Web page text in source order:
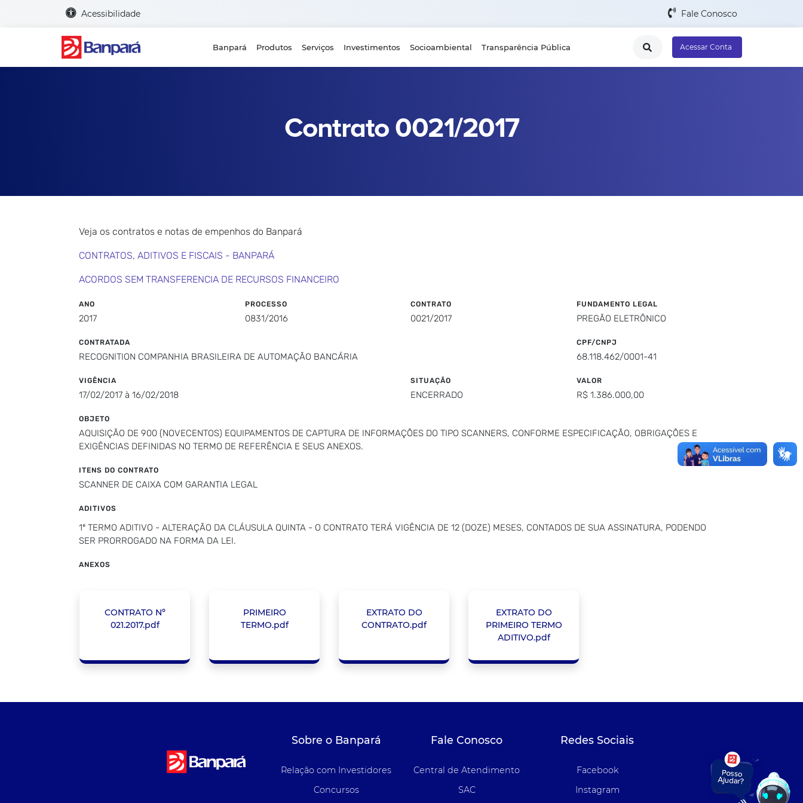
Acessibilidade Fale Conosco
Banpará Produtos Serviços Investimentos Socioambiental Transparência Pública Acessar Conta
Contrato 0021/2017
Veja os contratos e notas de empenhos do Banpará
CONTRATOS, ADITIVOS E FISCAIS - BANPARÁ
ACORDOS SEM TRANSFERENCIA DE RECURSOS FINANCEIRO
ANO
2017
PROCESSO
0831/2016
CONTRATO
0021/2017
FUNDAMENTO LEGAL
PREGÃO ELETRÔNICO
CONTRATADA
RECOGNITION COMPANHIA BRASILEIRA DE AUTOMAÇÃO BANCÁRIA
CPF/CNPJ
68.118.462/0001-41
VIGÊNCIA
17/02/2017 à 16/02/2018
SITUAÇÃO
ENCERRADO
VALOR
R$ 1.386.000,00
OBJETO
AQUISIÇÃO DE 900 (NOVECENTOS) EQUIPAMENTOS DE CAPTURA DE INFORMAÇÕES DO TIPO SCANNERS, CONFORME ESPECIFICAÇÃO, OBRIGAÇÕES E
EXIGÊNCIAS DEFINIDAS NO TERMO DE REFERÊNCIA E SEUS ANEXOS.
ITENS DO CONTRATO
SCANNER DE CAIXA COM GARANTIA LEGAL
ADITIVOS
1º TERMO ADITIVO - ALTERAÇÃO DA CLÁUSULA QUINTA - O CONTRATO TERÁ VIGÊNCIA DE 12 (DOZE) MESES, CONTADOS DE SUA ASSINATURA, PODENDO
SER PRORROGADO NA FORMA DA LEI.
ANEXOS
CONTRATO Nº
021.2017.pdf
PRIMEIRO
TERMO.pdf
EXTRATO DO
CONTRATO.pdf
EXTRATO DO
PRIMEIRO TERMO
ADITIVO.pdf
Sobre o Banpará
Relação com Investidores
Concursos
Fale Conosco
Central de Atendimento
SAC
Redes Sociais
Facebook
Instagram